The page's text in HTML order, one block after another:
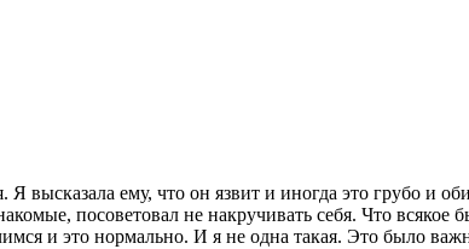
высказала ему, что он язвит и иногда это грубо и
посоветовал не накручивать себя. Что всякое
и это нормально. И я не одна такая. Это было